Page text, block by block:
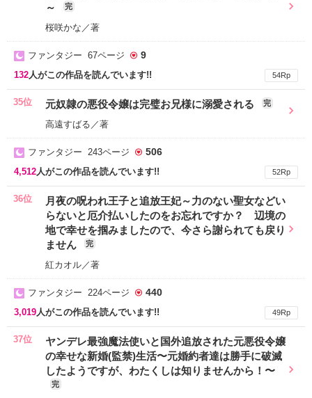
～
完
桜咲かな／著
ファンタジー 67ページ 9
132人がこの作品を読んでいます!! 54Rp
35位 元奴隷の悪役令嬢は完璧お兄様に溺愛される 完
高遠すばる／著
ファンタジー 243ページ 506
4,512人がこの作品を読んでいます!! 52Rp
36位
月夜の呪われ王子と追放王妃～力のない聖女などい
らないと厄介払いしたのをお忘れですか？ 辺境の
地で幸せを掴みましたので、今さら謝られても戻り
ません
完
紅カオル／著
ファンタジー 224ページ 440
3,019人がこの作品を読んでいます!! 49Rp
37位
ヤンデレ最強魔法使いと国外追放された元悪役令嬢
の幸せな新婚(監禁)生活〜元婚約者達は勝手に破滅
したようですが、わたくしは知りませんから！〜
完